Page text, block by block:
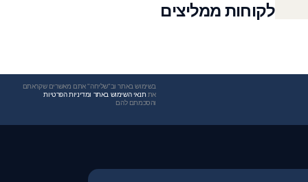
לקוחות ממליצים
בשימוש באתר וב"שליחה" אתם מאשרים שקראתם
אתתנאי השימוש באתר ומדיניות הפרטיות
והסכמתם להם